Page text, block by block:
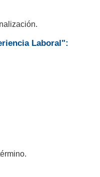
ni
lugar con
empleo
gusta y se acomode
Laboral":